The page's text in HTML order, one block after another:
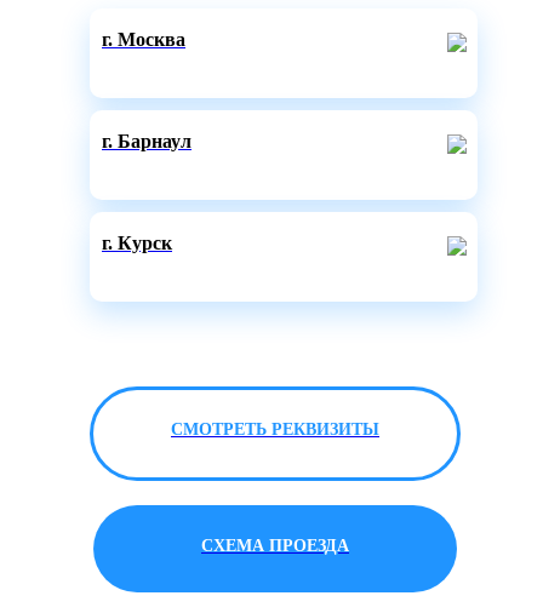
г. Москва
г. Барнаул
г. Курск
СМОТРЕТЬ РЕКВИЗИТЫ
СХЕМА ПРОЕЗДА